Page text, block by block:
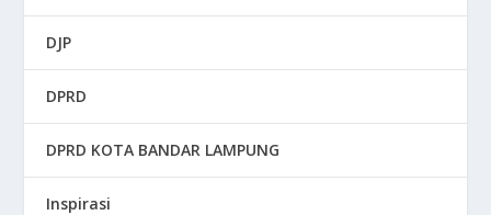
DJP
DPRD
DPRD KOTA BANDAR LAMPUNG
Inspirasi